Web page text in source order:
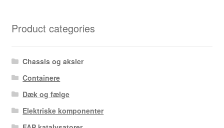
Product categories
Chassis og aksler
Containere
Dæk og fælge
Elektriske komponenter